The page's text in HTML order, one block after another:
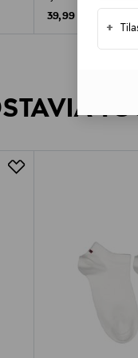
+
Original Price
39,99 €